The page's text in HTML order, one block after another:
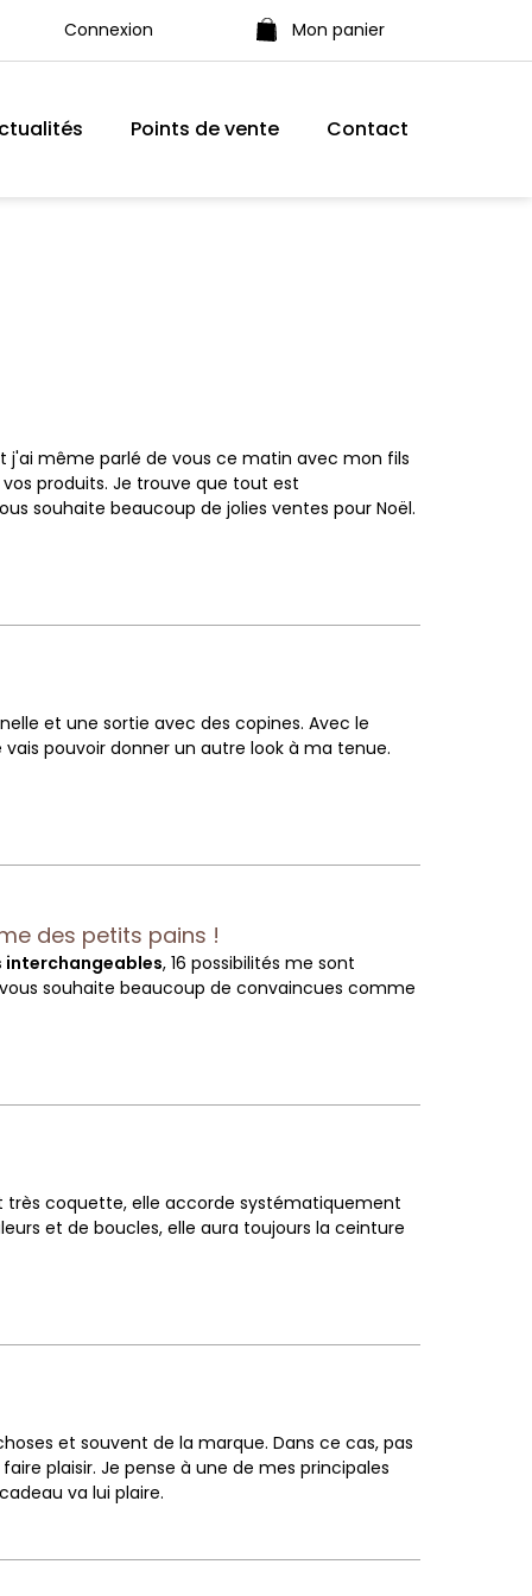
Connexion Mon panier
Points de vente Contact
j'ai même parlé de vous ce matin avec mon fils
produits. Je trouve que tout est
souhaite beaucoup de jolies ventes pour Noël.
et une sortie avec des copines. Avec le
vais pouvoir donner un autre look à ma tenue.
des petits pains !
interchangeables, 16 possibilités me sont
vous souhaite beaucoup de convaincues comme
très coquette, elle accorde systématiquement
et de boucles, elle aura toujours la ceinture
et souvent de la marque. Dans ce cas, pas
plaisir. Je pense à une de mes principales
va lui plaire.